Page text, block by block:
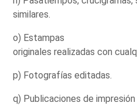
similares.
o) Estampas
originales realizadas con
p) Fotografías editadas.
q) Publicaciones de